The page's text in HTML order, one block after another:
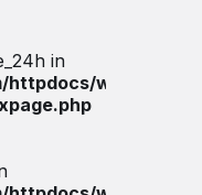
in
wp-